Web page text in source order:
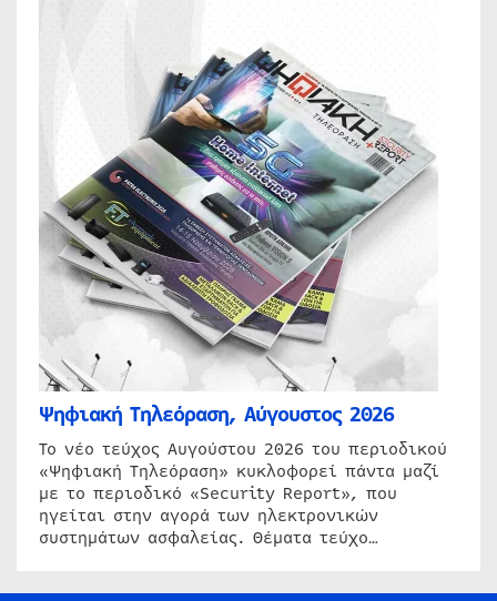
Ψηφιακή Τηλεόραση, Αύγουστος 2026
Το νέο τεύχος Αυγούστου 2026 του περιοδικού
«Ψηφιακή Τηλεόραση» κυκλοφορεί πάντα μαζί
με το περιοδικό «Security Report», που
ηγείται στην αγορά των ηλεκτρονικών
συστημάτων ασφαλείας. Θέματα τεύχο…